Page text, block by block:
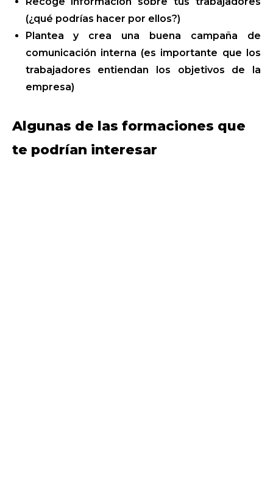
(¿qué podrías hacer por ellos?)
Plantea y crea una buena campaña de
comunicación interna (es importante que los
trabajadores entiendan los objetivos de la
empresa)
Algunas de las formaciones que
te podrían interesar